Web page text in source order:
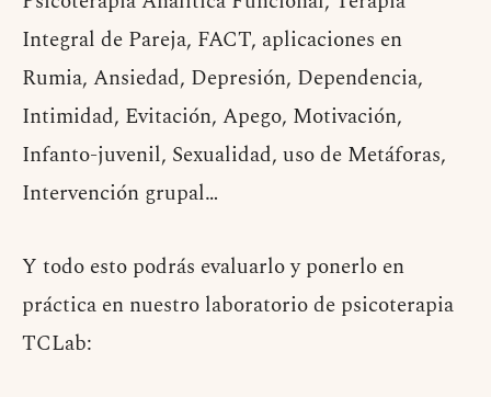
Integral de Pareja, FACT, aplicaciones en
Rumia, Ansiedad, Depresión, Dependencia,
Intimidad, Evitación, Apego, Motivación,
Infanto-juvenil, Sexualidad, uso de Metáforas,
Intervención grupal…
Y todo esto podrás evaluarlo y ponerlo en
práctica en nuestro laboratorio de psicoterapia
TCLab: